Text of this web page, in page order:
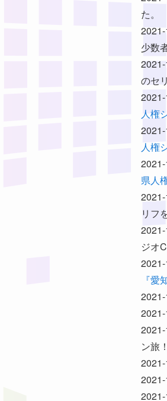
た。
少数
のセ
人権
人権
県人
リフ
ジオ
『
ン旅